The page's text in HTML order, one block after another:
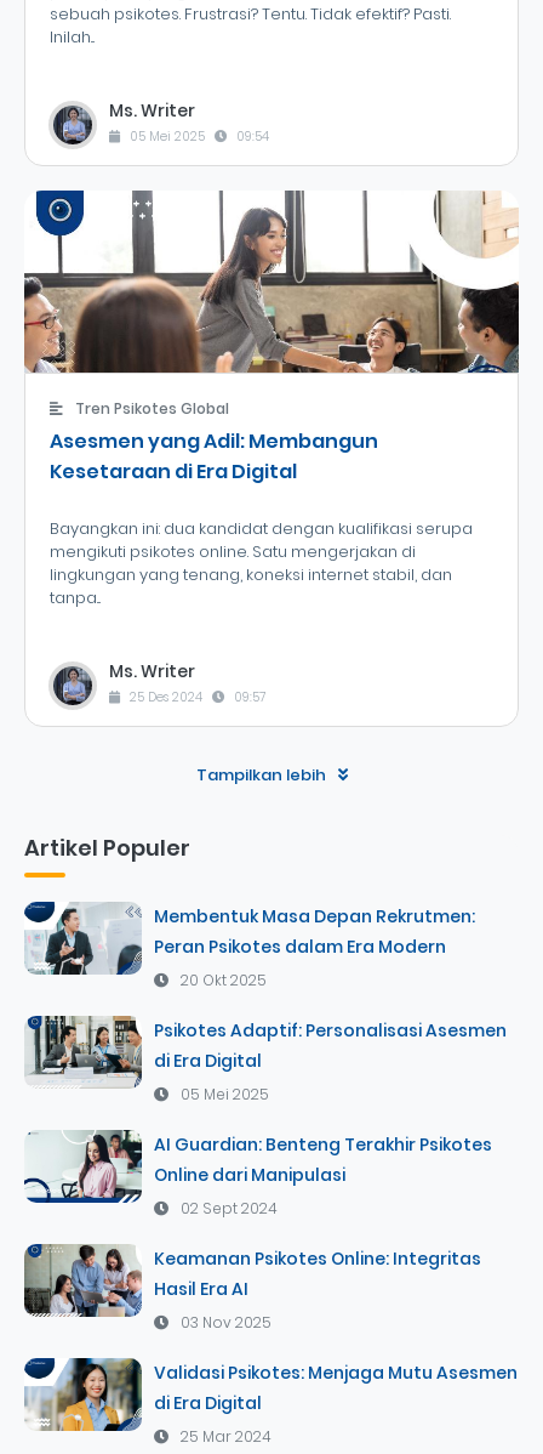
sebuah psikotes. Frustrasi? Tentu. Tidak efektif? Pasti.
Inilah...
Ms. Writer
05 Mei 2025 09:54
Tren Psikotes Global
Asesmen yang Adil: Membangun
Kesetaraan di Era Digital
Bayangkan ini: dua kandidat dengan kualifikasi serupa
mengikuti psikotes online. Satu mengerjakan di
lingkungan yang tenang, koneksi internet stabil, dan
tanpa...
Ms. Writer
25 Des 2024 09:57
Tampilkan lebih
Artikel Populer
Membentuk Masa Depan Rekrutmen:
Peran Psikotes dalam Era Modern
20 Okt 2025
Psikotes Adaptif: Personalisasi Asesmen
di Era Digital
05 Mei 2025
AI Guardian: Benteng Terakhir Psikotes
Online dari Manipulasi
02 Sept 2024
Keamanan Psikotes Online: Integritas
Hasil Era AI
03 Nov 2025
Validasi Psikotes: Menjaga Mutu Asesmen
di Era Digital
25 Mar 2024